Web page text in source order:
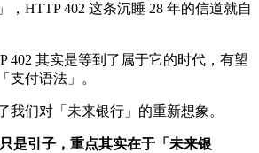
，HTTP 402 这条沉睡 28 年的信道就自
402 其实是等到了属于它的时代，有望
支付语法」。
我们对「未来银行」的重新想象。
是引子，重点其实在于「未来银